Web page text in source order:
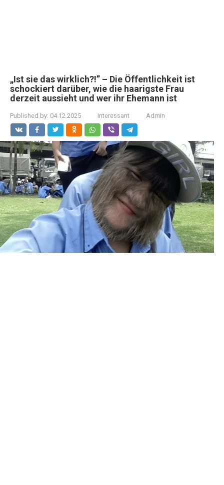
„Ist sie das wirklich?!” – Die Öffentlichkeit ist
schockiert darüber, wie die haarigste Frau
derzeit aussieht und wer ihr Ehemann ist
Published by: 04.12.2025 Interessant Admin